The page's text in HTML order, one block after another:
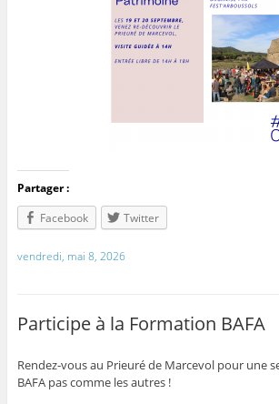
Partager :
Facebook
Twitter
vendredi, mai 8, 2026
Participe à la Formation BAFA
Rendez-vous au Prieuré de Marcevol pour une
BAFA pas comme les autres !